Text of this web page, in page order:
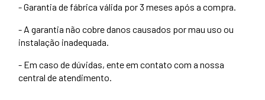
- Garantia de fábrica válida por 3 meses após a compra.
- A garantia não cobre danos causados por mau uso ou
instalação inadequada.
- Em caso de dúvidas, ente em contato com a nossa
central de atendimento.